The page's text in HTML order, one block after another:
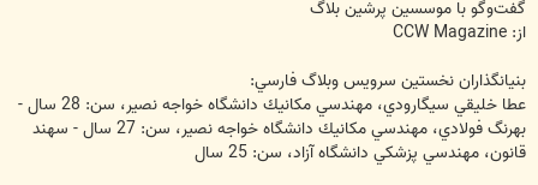
ت
گفت‌وگو با موسسين پرشين بلاگ
از: CCW Magazine
بنيانگذاران نخستين سرويس وبلاگ فارسي:
عطا خليقي سيگارودي، مهندسي مكانيك دانشگاه خواجه نصير، سن: 28 سال -
بهرنگ فولادي، مهندسي مكانيك دانشگاه خواجه نصير، سن: 27 سال - سهند
قانون، مهندسي پزشكي دانشگاه آزاد، سن: 25 سال